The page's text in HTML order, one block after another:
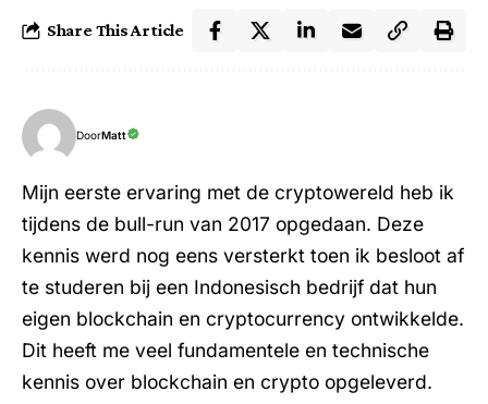
Share This Article
DoorMatt
Mijn eerste ervaring met de cryptowereld heb ik
tijdens de bull-run van 2017 opgedaan. Deze
kennis werd nog eens versterkt toen ik besloot af
te studeren bij een Indonesisch bedrijf dat hun
eigen blockchain en cryptocurrency ontwikkelde.
Dit heeft me veel fundamentele en technische
kennis over blockchain en crypto opgeleverd.